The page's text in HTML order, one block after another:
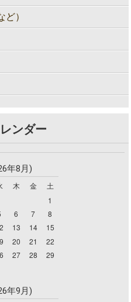
）
ンダー
年8月)
木 金 土
1
6 7 8
13 14
15
20 21
22
27 28
29
年9月)